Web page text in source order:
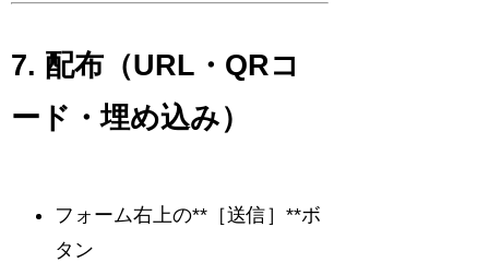
7. 配布（URL・QRコ
ード・埋め込み）
フォーム右上の**［送信］**ボ
タン